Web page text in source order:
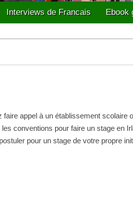
Interviews de Francais Ebook
appel à un établissement scolaire
conventions pour faire un stage en
pour un stage de votre propre